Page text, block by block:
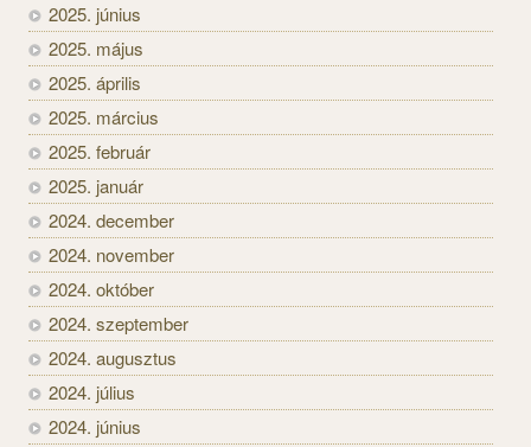
2025. június
2025. május
2025. április
2025. március
2025. február
2025. január
2024. december
2024. november
2024. október
2024. szeptember
2024. augusztus
2024. július
2024. június